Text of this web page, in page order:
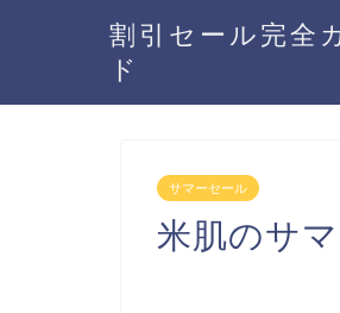
割引セール完全
ド
サマーセール
米肌のサ